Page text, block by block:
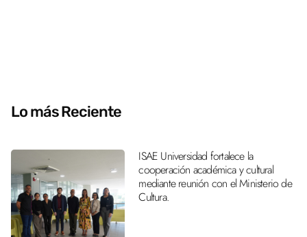
Lo más Reciente
ISAE Universidad fortalece la
cooperación académica y cultural
mediante reunión con el Ministerio de
Cultura.